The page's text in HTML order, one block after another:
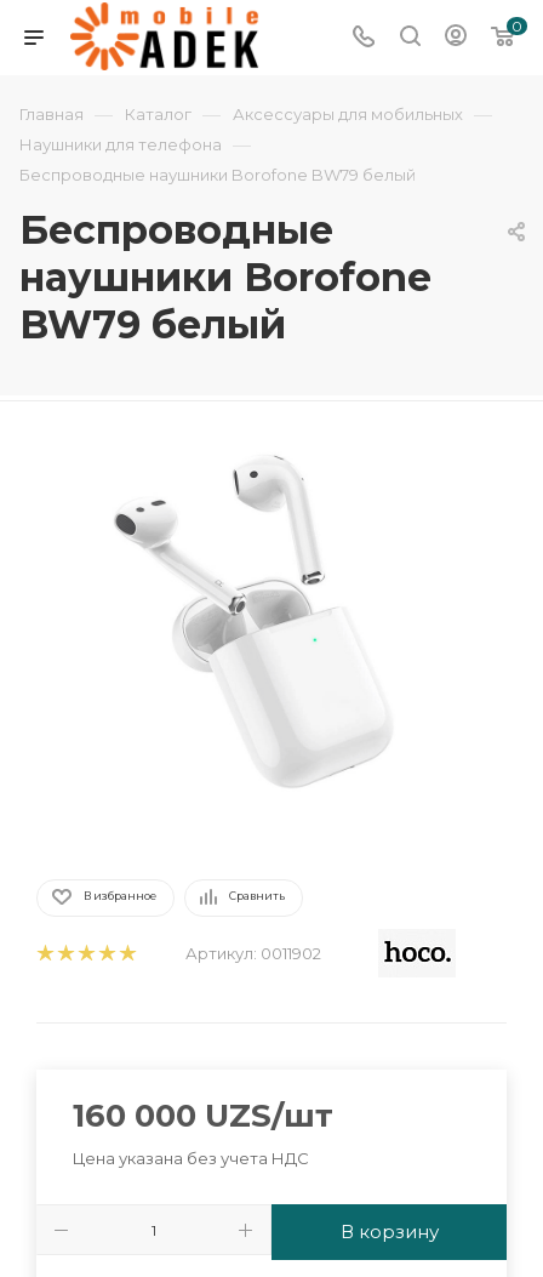
0
Главная — Каталог — Аксессуары для мобильных —
Наушники для телефона —
Беспроводные наушники Borofone BW79 белый
Беспроводные
наушники Borofone
BW79 белый
В избранное Сравнить
Артикул: 0011902
160 000 UZS/шт
Цена указана без учета НДС
В корзину